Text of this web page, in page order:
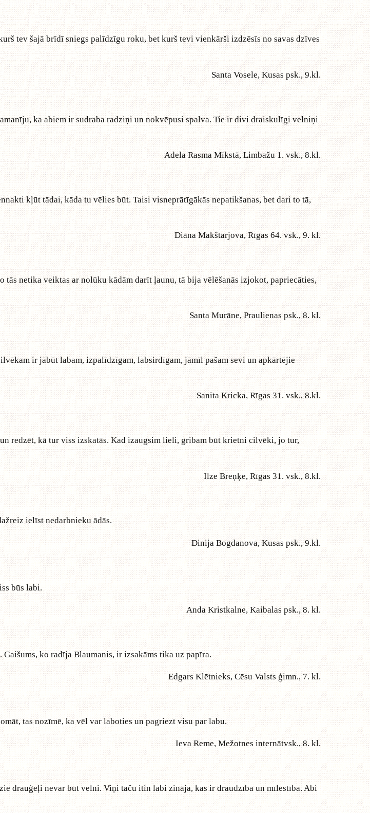
tev šajā brīdī sniegs palīdzīgu roku, bet kurš tevi vienkārši izdzēsīs no savas dzīves
Santa Vosele, Kusas psk., 9.kl.
ka abiem ir sudraba radziņi un nokvēpusi spalva. Tie ir divi draiskulīgi velniņi
Adela Rasma Mīkstā, Limbažu 1. vsk., 8.kl.
kļūt tādai, kāda tu vēlies būt. Taisi visneprātīgākās nepatikšanas, bet dari to tā,
Diāna Makštarjova, Rīgas 64. vsk., 9. kl.
netika veiktas ar nolūku kādām darīt ļaunu, tā bija vēlēšanās izjokot, papriecāties,
Santa Murāne, Praulienas psk., 8. kl.
ir jābūt labam, izpalīdzīgam, labsirdīgam, jāmīl pašam sevi un apkārtējie
Sanita Kricka, Rīgas 31. vsk., 8.kl.
redzēt, kā tur viss izskatās. Kad izaugsim lieli, gribam būt krietni cilvēki, jo tur,
Ilze Breņķe, Rīgas 31. vsk., 8.kl.
ielīst nedarbnieku ādās.
Dinija Bogdanova, Kusas psk., 9.kl.
būs labi.
Anda Kristkalne, Kaibalas psk., 8. kl.
ko radīja Blaumanis, ir izsakāms tika uz papīra.
Edgars Klētnieks, Cēsu Valsts ģimn., 7. kl.
tas nozīmē, ka vēl var laboties un pagriezt visu par labu.
Ieva Reme, Mežotnes internātvsk., 8. kl.
drauģeļi nevar būt velni. Viņi taču itin labi zināja, kas ir draudzība un mīlestība. Abi